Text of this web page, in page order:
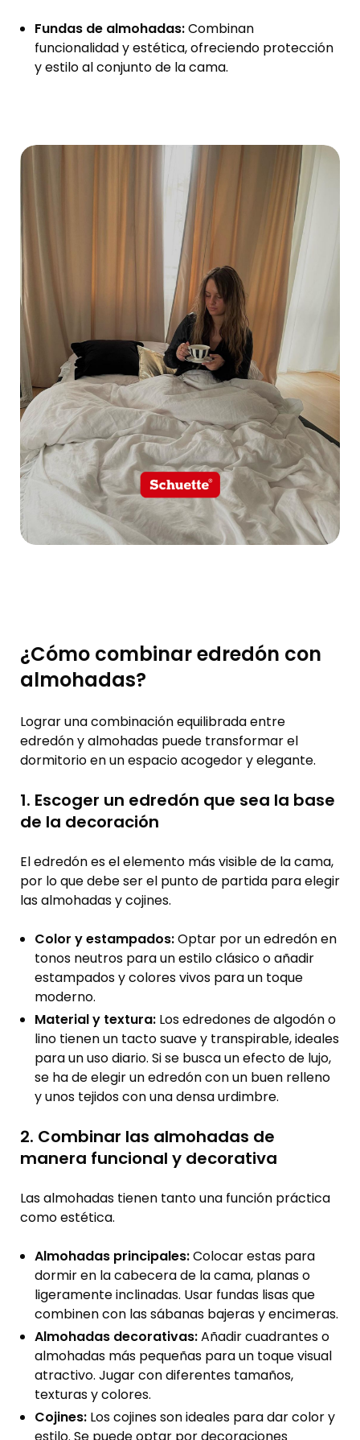
Fundas de almohadas:Combinan
funcionalidad y estética, ofreciendo protección
y estilo al conjunto de la cama.
¿Cómo combinar edredón con
almohadas?
Lograr una combinación equilibrada entre
edredón y almohadas puede transformar el
dormitorio en un espacio acogedor y elegante.
1. Escoger un edredón que sea la base
de la decoración
El edredón es el elemento más visible de la cama,
por lo que debe ser el punto de partida para elegir
las almohadas y cojines.
Color y estampados:Optar por un edredón en
tonos neutros para un estilo clásico o añadir
estampados y colores vivos para un toque
moderno.
Material y textura: Los edredones de algodón o
lino tienen un tacto suave y transpirable, ideales
para un uso diario. Si se busca un efecto de lujo,
se ha de elegir un edredón con un buen relleno
y unos tejidos con una densa urdimbre.
2. Combinar las almohadas de
manera funcional y decorativa
Las almohadas tienen tanto una función práctica
como estética.
Almohadas principales:Colocar estas para
dormir en la cabecera de la cama, planas o
ligeramente inclinadas. Usar fundas lisas que
combinen con las sábanas bajeras y encimeras.
Almohadas decorativas:Añadir cuadrantes o
almohadas más pequeñas para un toque visual
atractivo. Jugar con diferentes tamaños,
texturas y colores.
Cojines: Los cojines son ideales para dar color y